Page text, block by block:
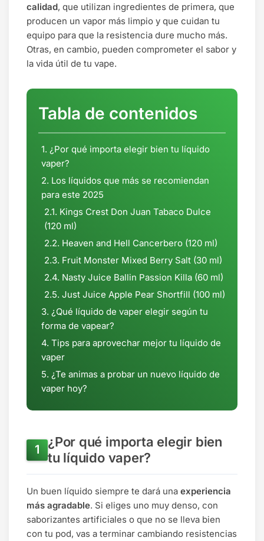
calidad, que utilizan ingredientes de primera, que
producen un vapor más limpio y que cuidan tu
equipo para que la resistencia dure mucho más.
Otras, en cambio, pueden comprometer el sabor y
la vida útil de tu vape.
Tabla de contenidos
¿Por qué importa elegir bien tu líquido
vaper?
Los líquidos que más se recomiendan
para este 2025
Kings Crest Don Juan Tabaco Dulce
(120 ml)
Heaven and Hell Cancerbero (120 ml)
Fruit Monster Mixed Berry Salt (30 ml)
Nasty Juice Ballin Passion Killa (60 ml)
Just Juice Apple Pear Shortfill (100 ml)
¿Qué líquido de vaper elegir según tu
forma de vapear?
Tips para aprovechar mejor tu líquido de
vaper
¿Te animas a probar un nuevo líquido de
vaper hoy?
¿Por qué importa elegir bien
tu líquido vaper?
Un buen líquido siempre te dará una experiencia
más agradable. Si eliges uno muy denso, con
saborizantes artificiales o que no se lleva bien
con tu pod, vas a terminar cambiando resistencias